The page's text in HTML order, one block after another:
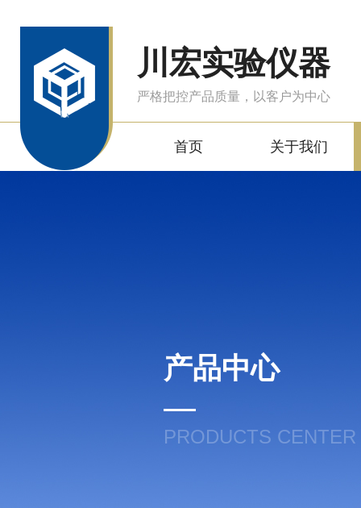
川宏实验仪器
严格把控产品质量，以客户为中心
首页 关于我们
产品中心
PRODUCTS CENTER